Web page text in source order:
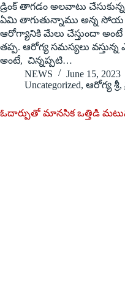
డ్రింక్ తాగడం అలవాటు
ఏమి తాగుతున్నాము అన్న
ఆరోగ్యానికి మేలు చేస్తుందా
తప్ప. ఆరోగ్య సమస్యలు
అంటే, చిన్నప్పటి…
NEWS
June 15, 2023
Uncategorized, ఆరోగ్య శ్రీ,
ఓదార్పుతో మానసిక ఒత్తిడి